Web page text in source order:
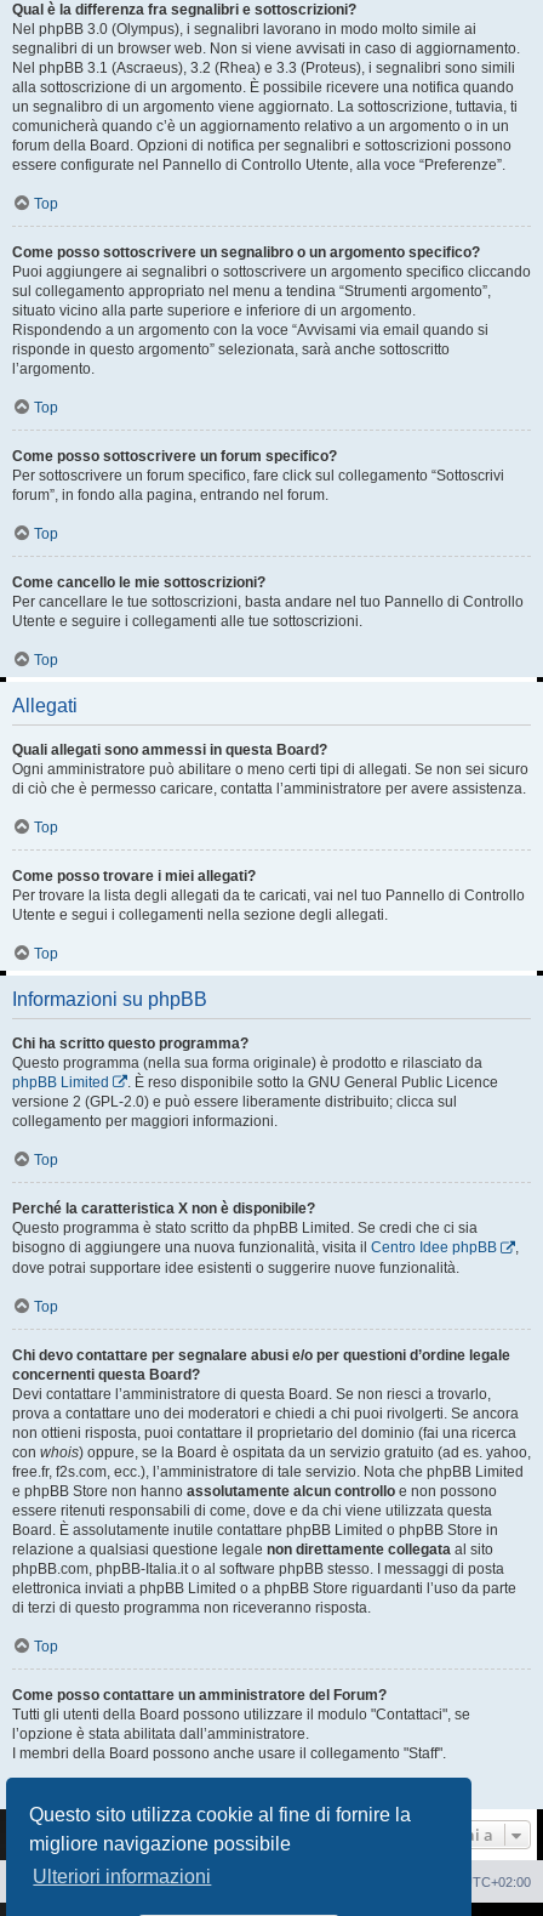
Questo sito utilizza cookie al fine di fornire la
migliore navigazione possibile
Ulteriori informazioni
Qual è la differenza fra segnalibri e sottoscrizioni?
Nel phpBB 3.0 (Olympus), i segnalibri lavorano in modo molto simile ai
segnalibri di un browser web. Non si viene avvisati in caso di aggiornamento.
Nel phpBB 3.1 (Ascraeus), 3.2 (Rhea) e 3.3 (Proteus), i segnalibri sono simili
alla sottoscrizione di un argomento. È possibile ricevere una notifica quando
un segnalibro di un argomento viene aggiornato. La sottoscrizione, tuttavia, ti
comunicherà quando c’è un aggiornamento relativo a un argomento o in un
forum della Board. Opzioni di notifica per segnalibri e sottoscrizioni possono
essere configurate nel Pannello di Controllo Utente, alla voce “Preferenze”.
Top
Come posso sottoscrivere un segnalibro o un argomento specifico?
Puoi aggiungere ai segnalibri o sottoscrivere un argomento specifico cliccando
sul collegamento appropriato nel menu a tendina “Strumenti argomento”,
situato vicino alla parte superiore e inferiore di un argomento.
Rispondendo a un argomento con la voce “Avvisami via email quando si
risponde in questo argomento” selezionata, sarà anche sottoscritto
l’argomento.
Top
Come posso sottoscrivere un forum specifico?
Per sottoscrivere un forum specifico, fare click sul collegamento “Sottoscrivi
forum”, in fondo alla pagina, entrando nel forum.
Top
Come cancello le mie sottoscrizioni?
Per cancellare le tue sottoscrizioni, basta andare nel tuo Pannello di Controllo
Utente e seguire i collegamenti alle tue sottoscrizioni.
Top
Allegati
Quali allegati sono ammessi in questa Board?
Ogni amministratore può abilitare o meno certi tipi di allegati. Se non sei sicuro
di ciò che è permesso caricare, contatta l’amministratore per avere assistenza.
Top
Come posso trovare i miei allegati?
Per trovare la lista degli allegati da te caricati, vai nel tuo Pannello di Controllo
Utente e segui i collegamenti nella sezione degli allegati.
Top
Informazioni su phpBB
Chi ha scritto questo programma?
Questo programma (nella sua forma originale) è prodotto e rilasciato da
phpBB Limited
. È reso disponibile sotto la GNU General Public Licence
versione 2 (GPL-2.0) e può essere liberamente distribuito; clicca sul
collegamento per maggiori informazioni.
Top
Perché la caratteristica X non è disponibile?
Questo programma è stato scritto da phpBB Limited. Se credi che ci sia
bisogno di aggiungere una nuova funzionalità, visita il Centro Idee phpBB
,
dove potrai supportare idee esistenti o suggerire nuove funzionalità.
Top
Chi devo contattare per segnalare abusi e/o per questioni d’ordine legale
concernenti questa Board?
Devi contattare l’amministratore di questa Board. Se non riesci a trovarlo,
prova a contattare uno dei moderatori e chiedi a chi puoi rivolgerti. Se ancora
non ottieni risposta, puoi contattare il proprietario del dominio (fai una ricerca
con whois) oppure, se la Board è ospitata da un servizio gratuito (ad es. yahoo,
free.fr, f2s.com, ecc.), l’amministratore di tale servizio. Nota che phpBB Limited
e phpBB Store non hanno assolutamente alcun controllo e non possono
essere ritenuti responsabili di come, dove e da chi viene utilizzata questa
Board. È assolutamente inutile contattare phpBB Limited o phpBB Store in
relazione a qualsiasi questione legale non direttamente collegata al sito
phpBB.com, phpBB-Italia.it o al software phpBB stesso. I messaggi di posta
elettronica inviati a phpBB Limited o a phpBB Store riguardanti l’uso da parte
di terzi di questo programma non riceveranno risposta.
Top
Come posso contattare un amministratore del Forum?
Tutti gli utenti della Board possono utilizzare il modulo "Contattaci", se
l’opzione è stata abilitata dall’amministratore.
I membri della Board possono anche usare il collegamento "Staff".
Vai a
Sito Web Forum UTC+02:00